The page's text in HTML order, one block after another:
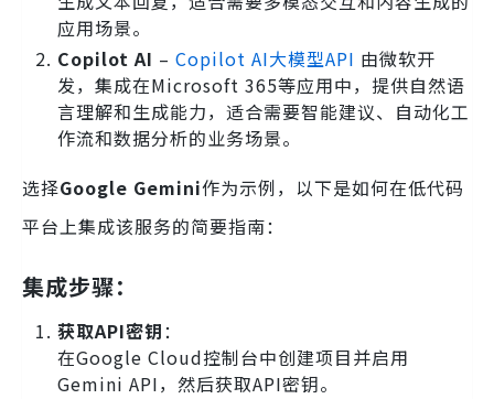
应用场景。
Copilot AI – Copilot AI大模型API 由微软开
发，集成在Microsoft 365等应用中，提供自然语
言理解和生成能力，适合需要智能建议、自动化工
作流和数据分析的业务场景。
选择Google Gemini作为示例，以下是如何在低代码
平台上集成该服务的简要指南：
集成步骤：
获取API密钥：
在Google Cloud控制台中创建项目并启用
Gemini API，然后获取API密钥。